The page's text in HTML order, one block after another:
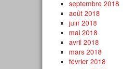
septembre 2018
août 2018
juin 2018
mai 2018
avril 2018
mars 2018
février 2018